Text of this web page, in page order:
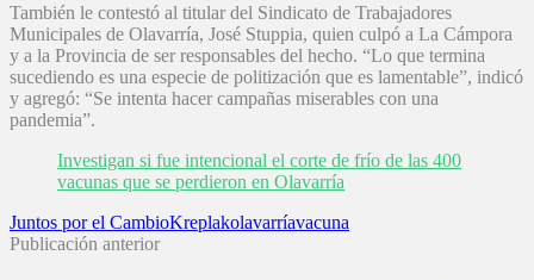
También le contestó al titular del Sindicato de Trabajadores
Municipales de Olavarría, José Stuppia, quien culpó a La Cámpora
y a la Provincia de ser responsables del hecho. “Lo que termina
sucediendo es una especie de politización que es lamentable”, indicó
y agregó: “Se intenta hacer campañas miserables con una
pandemia”.
Investigan si fue intencional el corte de frío de las 400
vacunas que se perdieron en Olavarría
Juntos por el CambioKreplakolavarríavacuna
Publicación anterior